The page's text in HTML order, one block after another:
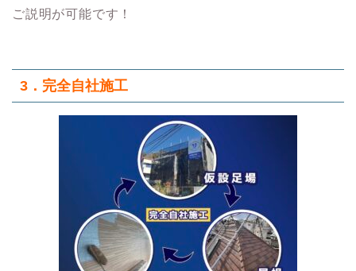
ご説明が可能です！
3． 完全自社施工